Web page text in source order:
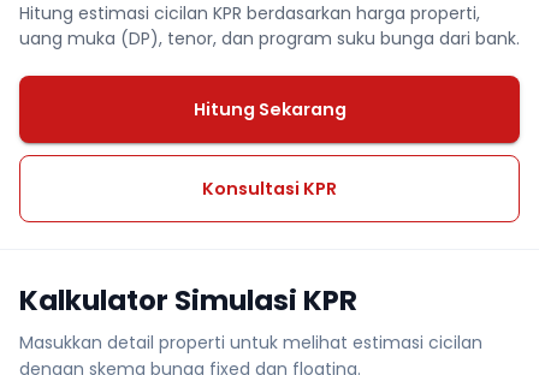
Hitung estimasi cicilan KPR berdasarkan harga properti,
uang muka (DP), tenor, dan program suku bunga dari bank.
Hitung Sekarang
Konsultasi KPR
Kalkulator Simulasi KPR
Masukkan detail properti untuk melihat estimasi cicilan
dengan skema bunga fixed dan floating.